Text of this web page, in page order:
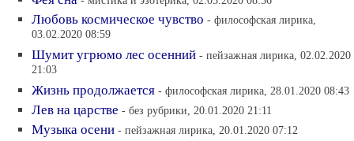
Любовь космическое чувство - философская лирика,
03.02.2020 08:59
Шумит угрюмо лес осенний - пейзажная лирика, 02.02.2020
21:03
Жизнь продолжается - философская лирика, 28.01.2020 08:43
Лев на царстве - без рубрики, 20.01.2020 21:11
Музыка осени - пейзажная лирика, 20.01.2020 07:12